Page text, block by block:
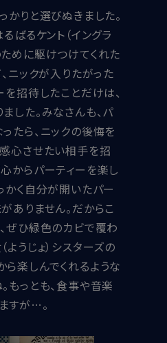
かりと選びぬきました。
ばるケント（イングラ
めに駆けつけてくれた
ニックが入りたがった
を招待したことだけは、
した。みなさんも、パ
たら、ニックの後悔を
心させたい相手を招
からパーティーを楽し
かく自分が開いたパー
ありません。だからこ
ぜひ緑色のカビで覆わ
うじょ）シスターズの
楽しんでくれるような
もっとも、食事や音楽
すが…。